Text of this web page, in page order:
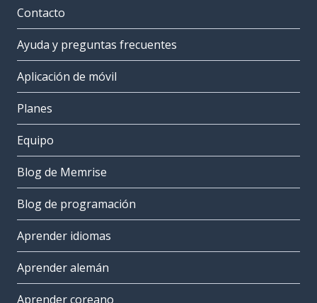
Contacto
Ayuda y preguntas frecuentes
Aplicación de móvil
Planes
Equipo
Blog de Memrise
Blog de programación
Aprender idiomas
Aprender alemán
Aprender coreano